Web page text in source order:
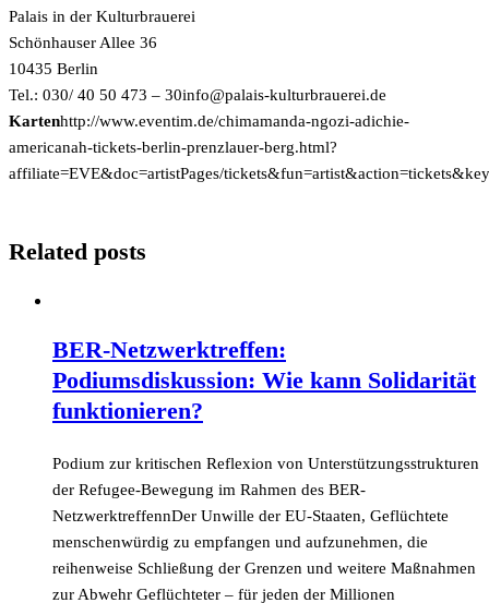
Palais in der Kulturbrauerei
Schönhauser Allee 36
10435 Berlin
Tel.: 030/ 40 50 473 – 30ed.iereuarbrutluk-sialap@ofni
Kartenhttp://www.eventim.de/chimamanda-ngozi-adichie-
americanah-tickets-berlin-prenzlauer-berg.html?
affiliate=EVE&doc=artistPages/
Related posts
BER-Netzwerktreffen:
Podiumsdiskussion: Wie kann Solidarität
funktionieren?
Podium zur kritischen Reflexion von Unterstützungsstrukturen
der Refugee-Bewegung im Rahmen des BER-
NetzwerktreffennDer Unwille der EU-Staaten, Geflüchtete
menschenwürdig zu empfangen und aufzunehmen, die
reihenweise Schließung der Grenzen und weitere Maßnahmen
zur Abwehr Geflüchteter – für jeden der Millionen